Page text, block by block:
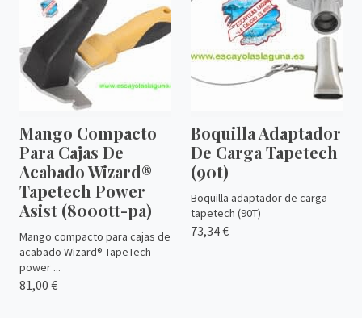
Mango Compacto
Para Cajas De
Acabado Wizard®
Tapetech Power
Asist (8000tt-pa)
Mango compacto para cajas de
acabado Wizard® TapeTech
power ...
81,00 €
Boquilla Adaptador
De Carga Tapetech
(90t)
Boquilla adaptador de carga
tapetech (90T)
73,34 €